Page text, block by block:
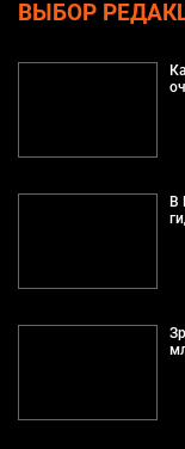
ВЫБОР
В